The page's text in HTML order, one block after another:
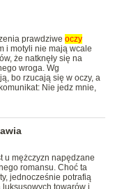
prawdziwe oczy
i motyli nie mają wcale
że natknęły się na
wroga. Wg
bo rzucają się w oczy, a
Nie jedz mnie,
u mężczyzn napędzane
romansu. Choć ta
jednocześnie potrafią
luksusowych towarów i